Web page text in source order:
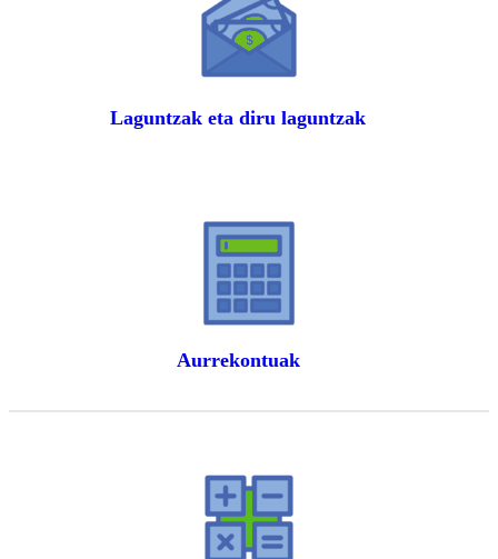
Laguntzak eta diru laguntzak
Aurrekontuak